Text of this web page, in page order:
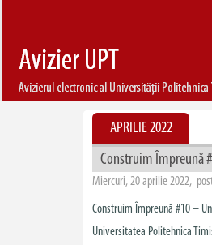
APRILIE 2022
Construim Împreună
Miercuri, 20 aprilie 2022,
Construim Împreună #10 –
Universitatea Politehnica